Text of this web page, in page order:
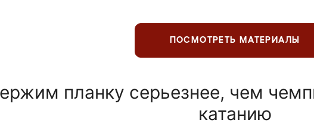
ПОСМОТРЕТЬ МАТЕРИАЛЫ
планку серьезнее, чем
катанию